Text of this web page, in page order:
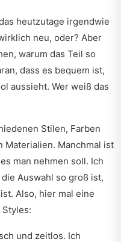
heutzutage irgendwie
neu, oder? Aber
warum das Teil so
dass es bequem ist,
aussieht. Wer weiß das
Stilen, Farben
Materialien. Manchmal ist
man nehmen soll. Ich
Auswahl so groß ist,
Also, hier mal eine
und zeitlos. Ich